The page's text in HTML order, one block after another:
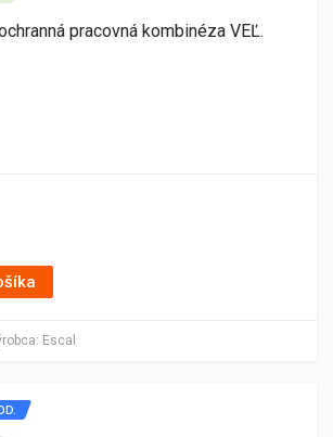
Escal
pracovná kombinéza VEĽ.